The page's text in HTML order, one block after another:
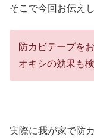
そこで今回お伝え
防カビテープを
オキシの効果も
実際に我が家で防